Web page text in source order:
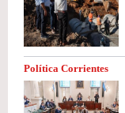
Política Corrientes